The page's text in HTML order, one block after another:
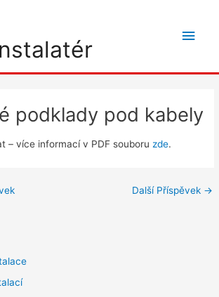
podklady pod kabely
– více informací v PDF souboru zde.
Další Příspěvek →